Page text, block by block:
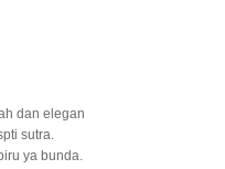
dan elegan
sutra.
ya bunda.